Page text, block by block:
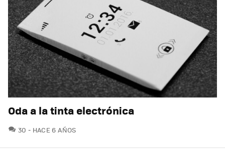
Oda a la tinta electrónica
30 COMENTARIOS
HACE 6 AÑOS